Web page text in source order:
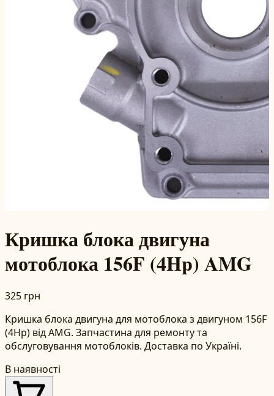
Кришка блока двигуна
мотоблока 156F (4Hp) AMG
325 грн
Кришка блока двигуна для мотоблока з двигуном 156F
(4Hp) від AMG. Запчастина для ремонту та
обслуговування мотоблоків. Доставка по Україні.
В наявності